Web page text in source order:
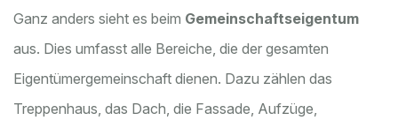
Ganz anders sieht es beim Gemeinschaftseigentum
aus. Dies umfasst alle Bereiche, die der gesamten
Eigentümergemeinschaft dienen. Dazu zählen das
Treppenhaus, das Dach, die Fassade, Aufzüge,